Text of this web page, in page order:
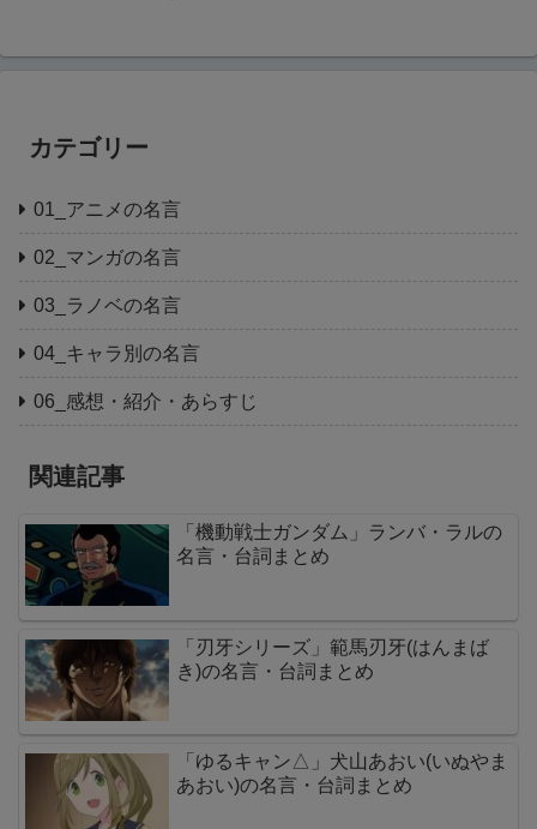
カテゴリー
01_アニメの名言
02_マンガの名言
03_ラノベの名言
04_キャラ別の名言
06_感想・紹介・あらすじ
関連記事
「機動戦士ガンダム」ランバ・ラルの
名言・台詞まとめ
「刃牙シリーズ」範馬刃牙(はんまば
き)の名言・台詞まとめ
「ゆるキャン△」犬山あおい(いぬやま
あおい)の名言・台詞まとめ